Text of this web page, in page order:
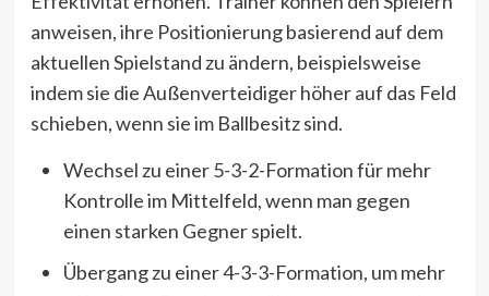
anweisen, ihre Positionierung basierend auf dem
aktuellen Spielstand zu ändern, beispielsweise
indem sie die Außenverteidiger höher auf das Feld
schieben, wenn sie im Ballbesitz sind.
Wechsel zu einer 5-3-2-Formation für mehr
Kontrolle im Mittelfeld, wenn man gegen
einen starken Gegner spielt.
Übergang zu einer 4-3-3-Formation, um mehr